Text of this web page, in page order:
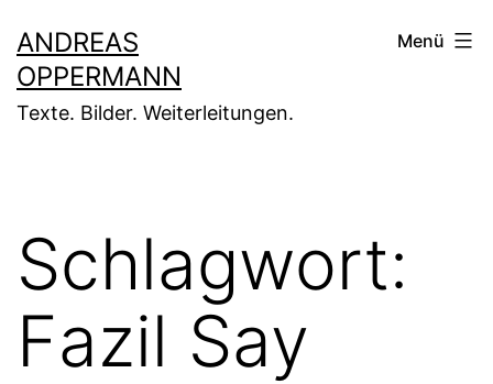
Inhalt
springen
ANDREAS
OPPERMANN
Texte. Bilder. Weiterleitungen.
Menü
Schlagwort:
Fazil Say